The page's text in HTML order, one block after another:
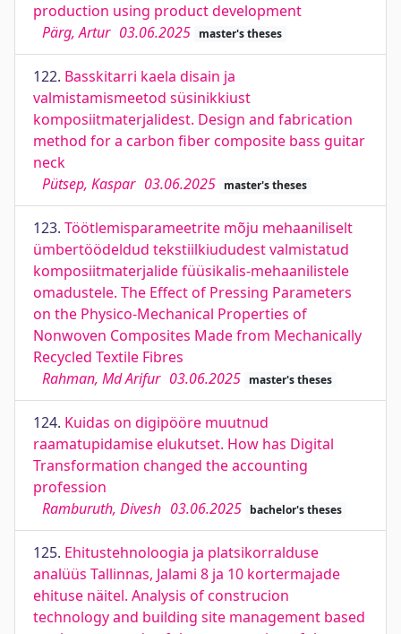
production using product development
Pärg, Artur 03.06.2025 master's theses
122. Basskitarri kaela disain ja
valmistamismeetod süsinikkiust
komposiitmaterjalidest. Design and fabrication
method for a carbon fiber composite bass guitar
neck
Pütsep, Kaspar 03.06.2025 master's theses
123. Töötlemisparameetrite mõju mehaaniliselt
ümbertöödeldud tekstiilkiududest valmistatud
komposiitmaterjalide füüsikalis-mehaanilistele
omadustele. The Effect of Pressing Parameters
on the Physico-Mechanical Properties of
Nonwoven Composites Made from Mechanically
Recycled Textile Fibres
Rahman, Md Arifur 03.06.2025 master's theses
124. Kuidas on digipööre muutnud
raamatupidamise elukutset. How has Digital
Transformation changed the accounting
profession
Ramburuth, Divesh 03.06.2025 bachelor's theses
125. Ehitustehnoloogia ja platsikorralduse
analüüs Tallinnas, Jalami 8 ja 10 kortermajade
ehituse näitel. Analysis of construcion
technology and building site management based